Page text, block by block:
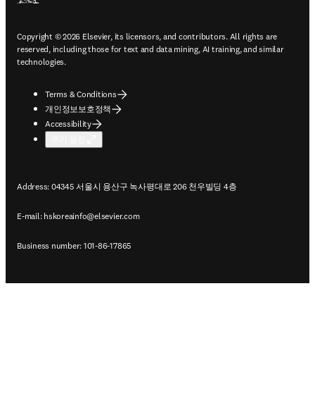
Copyright © 2026 Elsevier, its licensors, and contributors. All rights are
reserved, including those for text and data mining, AI training, and similar
technologies.
Terms & Conditions
개인정보보호정책
Accessibility
Address: 04345 서울시 용산구 녹사평대로 206 천우빌딩 4층
E-mail: hskoreainfo@elsevier.com
Business number: 101-86-17865